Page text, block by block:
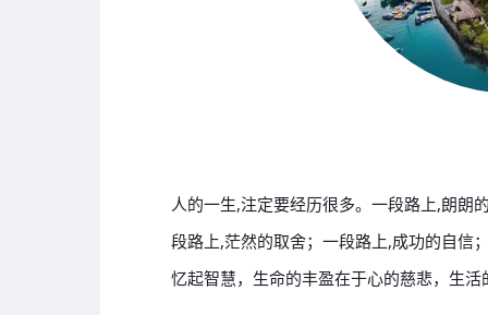
人的一生,注定要经历很多。一段路上,朗朗
段路上,茫然的取舍；一段路上,成功的自信
忆起智慧，生命的丰盈在于心的慈悲，生